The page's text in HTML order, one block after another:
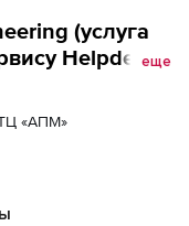
(услуга
Helpdeskеще
«АПМ»